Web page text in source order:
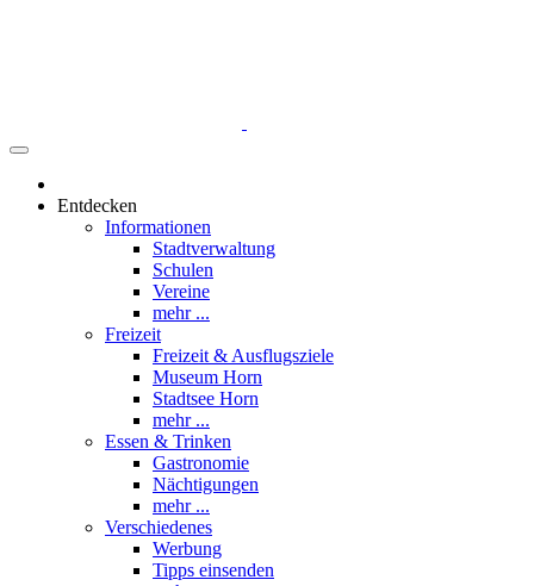
Entdecken
Informationen
Stadtverwaltung
Schulen
Vereine
mehr ...
Freizeit
Freizeit & Ausflugsziele
Museum Horn
Stadtsee Horn
mehr ...
Essen & Trinken
Gastronomie
Nächtigungen
mehr ...
Verschiedenes
Werbung
Tipps einsenden